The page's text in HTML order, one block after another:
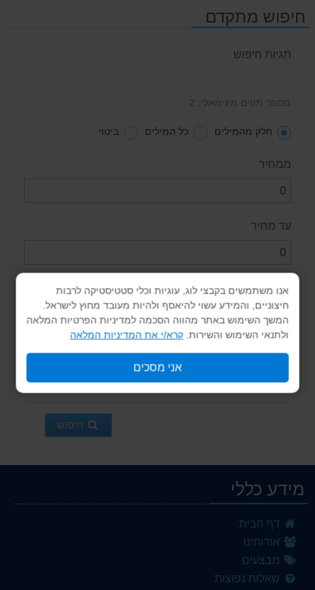
אנו משתמשים בקבצי לוג, עוגיות וכלי סטטיסטיקה לרבות
חיצוניים, והמידע עשוי להיאסף ולהיות מעובד מחוץ לישראל.
המשך השימוש באתר מהווה הסכמה למדיניות הפרטיות המלאה
ולתנאי השימוש והשירות.קרא/י את המדיניות המלאה
אני מסכים
חיפוש מתקדם
תגיות חיפוש
מספר תווים מינימאלי: 2
חלק מהמילים כל המילים ביטוי
ממחיר
עד מחיר
קטגוריה
חיפוש
מידע כללי
דף הבית
אודותינו
מבצעים
שאלות נפוצות